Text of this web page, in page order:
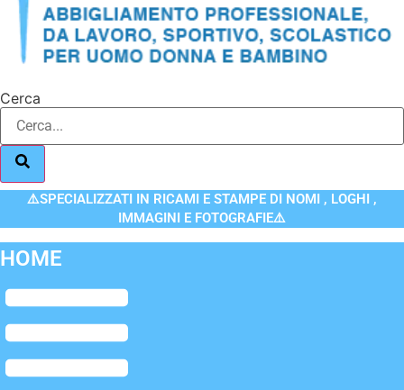
Cerca
⚠️SPECIALIZZATI IN RICAMI E STAMPE DI NOMI , LOGHI ,
IMMAGINI E FOTOGRAFIE⚠️
HOME
Flyout
Menu